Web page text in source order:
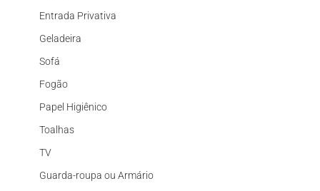
Entrada Privativa
Geladeira
Sofá
Fogão
Papel Higiênico
Toalhas
TV
Guarda-roupa ou Armário